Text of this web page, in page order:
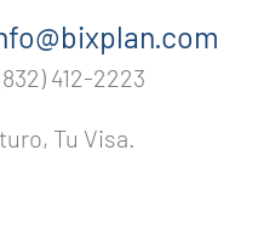
412-2223
Tu Visa.